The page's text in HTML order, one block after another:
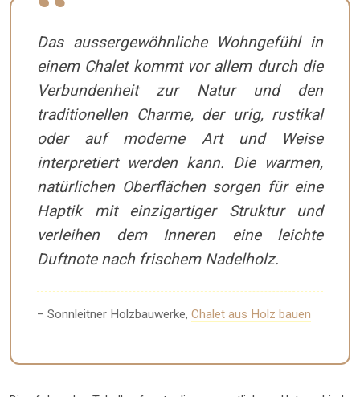
Das aussergewöhnliche Wohngefühl in
einem Chalet kommt vor allem durch die
Verbundenheit zur Natur und den
traditionellen Charme, der urig, rustikal
oder auf moderne Art und Weise
interpretiert werden kann. Die warmen,
natürlichen Oberflächen sorgen für eine
Haptik mit einzigartiger Struktur und
verleihen dem Inneren eine leichte
Duftnote nach frischem Nadelholz.
– Sonnleitner Holzbauwerke, Chalet aus Holz bauen